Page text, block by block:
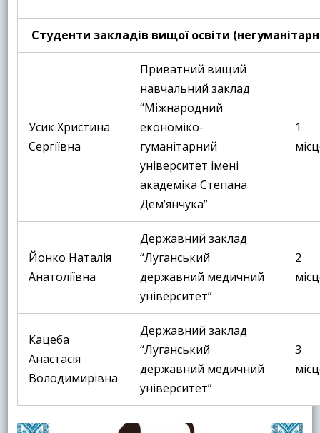
Студенти закладів вищої освіти
Усик Христина
Сергіївна
Приватний вищий
навчальний заклад
“Міжнародний
економіко-
гуманітарний
університет імені
академіка Степана
Демʼянчука”
1
Йонко Наталія
Анатоліївна
Державний заклад
“Луганський
державний медичний
університет”
2
Кацеба
Анастасія
Володимирівна
Державний заклад
“Луганський
державний медичний
університет”
3